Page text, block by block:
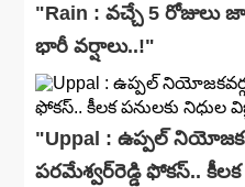
"Rain : వచ్చే 5 రోజులు
భారీ వ‌ర్షాలు..!"
"Uppal : ఉప్పల్
పరమేశ్వర్‌రెడ్డి ఫోకస్.. కీలక